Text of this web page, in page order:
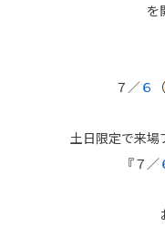
を
７／６ （
土日限定で来場
『７／